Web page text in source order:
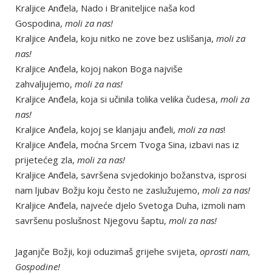
Kraljice Anđela, Nado i Braniteljice naša kod
Gospodina, moli za nas!
Kraljice Anđela, koju nitko ne zove bez uslišanja, moli za
nas!
Kraljice Anđela, kojoj nakon Boga najviše
zahvaljujemo, moli za nas!
Kraljice Anđela, koja si učinila tolika velika čudesa, moli za
nas!
Kraljice Anđela, kojoj se klanjaju anđeli, moli za nas!
Kraljice Anđela, moćna Srcem Tvoga Sina, izbavi nas iz
prijetećeg zla, moli za nas!
Kraljice Anđela, savršena svjedokinjo božanstva, isprosi
nam ljubav Božju koju često ne zaslužujemo, moli za nas!
Kraljice Anđela, najveće djelo Svetoga Duha, izmoli nam
savršenu poslušnost Njegovu šaptu, moli za nas!
Jaganjče Božji, koji oduzimaš grijehe svijeta, oprosti nam,
Gospodine!